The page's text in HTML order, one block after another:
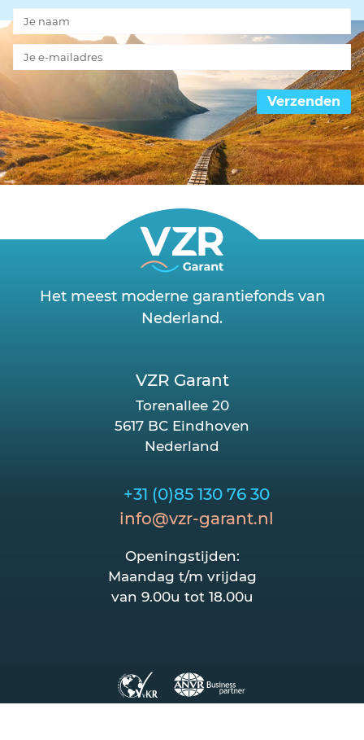
Verzenden
Het meest moderne garantiefonds van
Nederland.
+31 (0)85 130 76 30
info@vzr-garant.nl
Openingstijden:
Maandag t/m vrijdag
van 9.00u tot 18.00u
VZR Garant
Torenallee 20
5617 BC Eindhoven
Nederland